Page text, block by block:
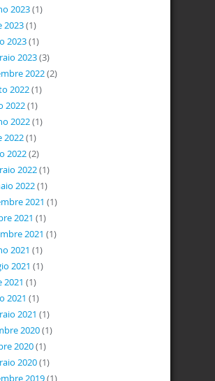
2023(1)
2023(1)
2023(1)
2023(3)
2022(2)
2022(1)
2022(1)
2022(1)
2022(1)
2022(2)
2022(1)
2022(1)
2021 (1)
2021 (1)
2021 (1)
2021 (1)
2021 (1)
2021 (1)
2021 (1)
2021 (1)
2020(1)
2020(1)
2020(1)
2019(1)